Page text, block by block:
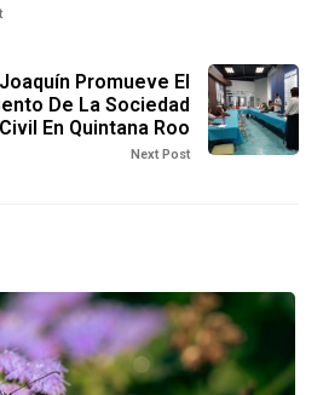
Promueve El
De La Sociedad
Civil En Quintana Roo
Next Post